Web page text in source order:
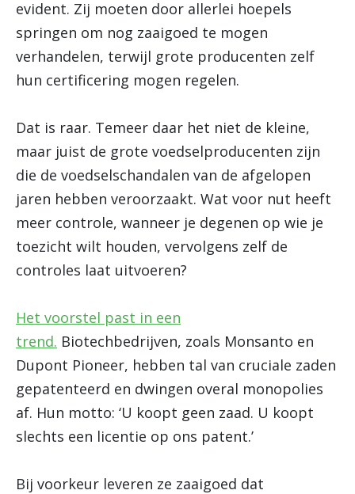
evident. Zij moeten door allerlei hoepels
springen om nog zaaigoed te mogen
verhandelen, terwijl grote producenten zelf
hun certificering mogen regelen.
Dat is raar. Temeer daar het niet de kleine,
maar juist de grote voedselproducenten zijn
die de voedselschandalen van de afgelopen
jaren hebben veroorzaakt. Wat voor nut heeft
meer controle, wanneer je degenen op wie je
toezicht wilt houden, vervolgens zelf de
controles laat uitvoeren?
Het voorstel past in een
trend. Biotechbedrijven, zoals Monsanto en
Dupont Pioneer, hebben tal van cruciale zaden
gepatenteerd en dwingen overal monopolies
af. Hun motto: ‘U koopt geen zaad. U koopt
slechts een licentie op ons patent.’
Bij voorkeur leveren ze zaaigoed dat